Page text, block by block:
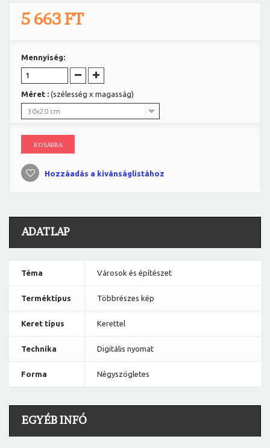
5 663 FT
Mennyiség:
Méret : (szélesség x magasság)
30x20 cm
KOSÁRBA
Hozzáadás a kívánságlistához
ADATLAP
Téma Városok és építészet
Terméktípus Többrészes kép
Keret típus Kerettel
Technika Digitális nyomat
Forma Négyszögletes
EGYÉB INFÓ